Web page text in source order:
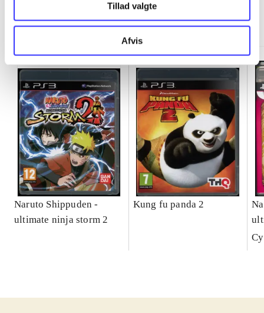
Tillad valgte
Afvis
Minder om
Naruto Shippuden -
ultimate ninja storm 2
Kung fu panda 2